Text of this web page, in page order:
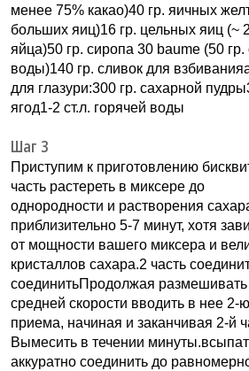
менее 75% какао)40 гр. яичных
больших яиц)16 гр. цельных яиц (~
яйца)50 гр. сиропа 30 baume (50 гр.
воды)140 гр. сливок для
для глазури:300 гр. сахарной
ягод1-2 ст.л. горячей воды
Шаг 3
Приступим к приготовлению
часть растереть в миксере до
однородности и растворения
приблизительно 5-7 минут, хотя
от мощности вашего миксера и
кристаллов сахара.2 часть
соединитьПродолжая размешивать
средней скорости вводить в нее 2-
приема, начиная и заканчивая 2-й
Вымесить в течении
аккуратно соединить до